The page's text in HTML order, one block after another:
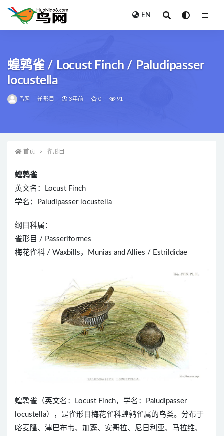
EN
蝗鹑雀 / Locust Finch / Paludipasser
locustella
鸟网 雀形目 3年前 0 91
首页 雀形目
蝗鹑雀
英文名：Locust Finch
学名：Paludipasser locustella
纲目科属：
雀形目 / Passeriformes
梅花雀科 / Waxbills，Munias and Allies / Estrildidae
蝗鹑雀（英文名：Locust Finch，学名：Paludipasser
locustella），是雀形目梅花雀科蝗鹑雀属的鸟类。分布于
喀麦隆、津巴布韦、加蓬、安哥拉、尼日利亚、马拉维、